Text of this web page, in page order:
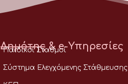
Δημότης & e-Υπηρεσίες
Παιδικοί Σταθμοί
Σύστημα Ελεγχόμενης Στάθμευσης